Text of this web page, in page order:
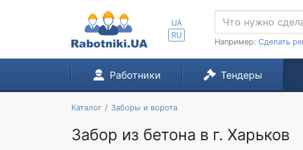
UA
RU
Например: Сделать
Работники Тендеры
Каталог Заборы и ворота
Забор из бетона в г. Харьков